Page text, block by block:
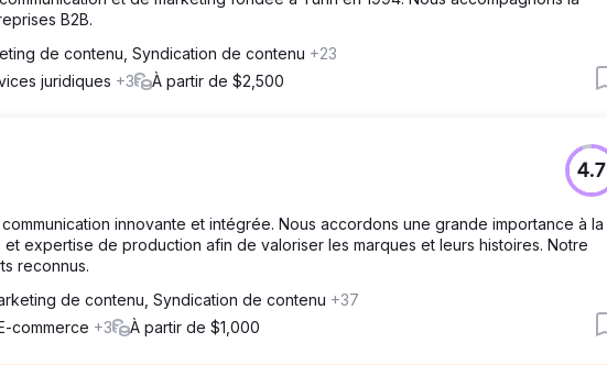
B2B.
de contenu, Syndication de contenu +23
juridiques +3 À partir de $2,500
4.7
innovante et intégrée. Nous accordons une grande importance à la
expertise de production afin de valoriser les marques et leurs histoires. Notre
reconnus.
de contenu, Syndication de contenu +37
commerce +3 À partir de $1,000